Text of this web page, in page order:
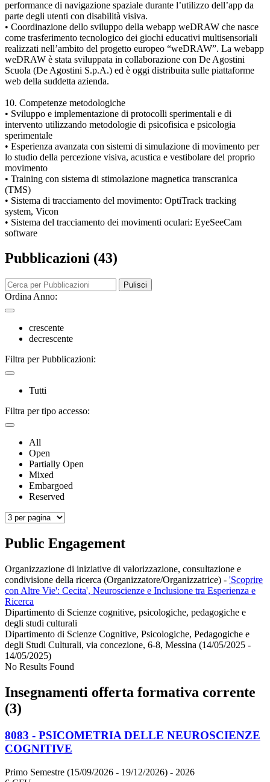
performance di navigazione spaziale durante l’utilizzo dell’app da
parte degli utenti con disabilità visiva.
• Coordinazione dello sviluppo della webapp weDRAW che nasce
come trasferimento tecnologico dei giochi educativi multisensoriali
realizzati nell’ambito del progetto europeo “weDRAW”. La webapp
weDRAW è stata sviluppata in collaborazione con De Agostini
Scuola (De Agostini S.p.A.) ed è oggi distribuita sulle piattaforme
web della suddetta azienda.
10. Competenze metodologiche
• Sviluppo e implementazione di protocolli sperimentali e di
intervento utilizzando metodologie di psicofisica e psicologia
sperimentale
• Esperienza avanzata con sistemi di simulazione di movimento per
lo studio della percezione visiva, acustica e vestibolare del proprio
movimento
• Training con sistema di stimolazione magnetica transcranica
(TMS)
• Sistema di tracciamento del movimento: OptiTrack tracking
system, Vicon
• Sistema del tracciamento dei movimenti oculari: EyeSeeCam
software
Pubblicazioni (43)
Pulisci
Ordina Anno:
crescente
decrescente
Filtra per Pubblicazioni:
Tutti
Filtra per tipo accesso:
All
Open
Partially Open
Mixed
Embargoed
Reserved
Public Engagement
Organizzazione di iniziative di valorizzazione, consultazione e
condivisione della ricerca (Organizzatore/Organizzatrice) - 'Scoprire
con Altre Vie': Cecita', Neuroscienze e Inclusione tra Esperienza e
Ricerca
Dipartimento di Scienze cognitive, psicologiche, pedagogiche e
degli studi culturali
Dipartimento di Scienze Cognitive, Psicologiche, Pedagogiche e
degli Studi Culturali, via concezione, 6-8, Messina (14/05/2025 -
14/05/2025)
No Results Found
Insegnamenti offerta formativa corrente
(3)
8083 - PSICOMETRIA DELLE NEUROSCIENZE
COGNITIVE
Primo Semestre (15/09/2026 - 19/12/2026) - 2026